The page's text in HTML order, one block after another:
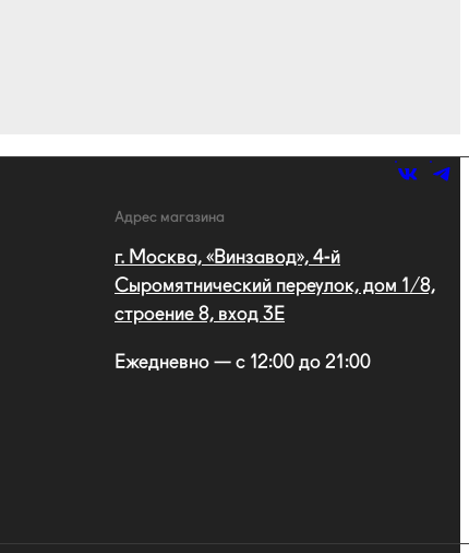
Адрес магазина
г. Москва, «Винзавод», 4-й
Сыромятнический переулок, дом 1/8,
строение 8, вход 3E
Ежедневно — с 12:00 до 21:00